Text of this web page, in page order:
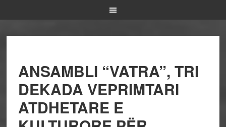
ANSAMBLI “VATRA”, TRI
DEKADA VEPRIMTARI
ATDHETARE E